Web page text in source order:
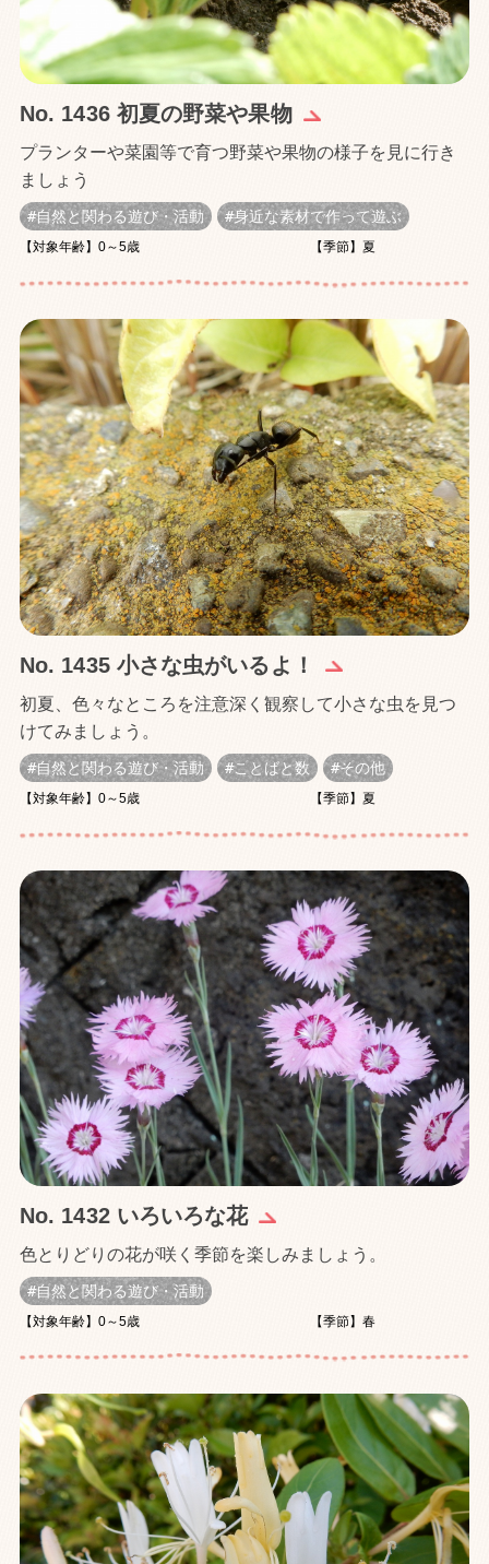
No. 1436 初夏の野菜や果物
プランターや菜園等で育つ野菜や果物の様子を見に行き
ましょう
自然と関わる遊び・活動 身近な素材で作って遊ぶ
【対象年齢】0～5歳 【季節】夏
No. 1435 小さな虫がいるよ！
初夏、色々なところを注意深く観察して小さな虫を見つ
けてみましょう。
自然と関わる遊び・活動 ことばと数 その他
【対象年齢】0～5歳 【季節】夏
No. 1432 いろいろな花
色とりどりの花が咲く季節を楽しみましょう。
自然と関わる遊び・活動
【対象年齢】0～5歳 【季節】春